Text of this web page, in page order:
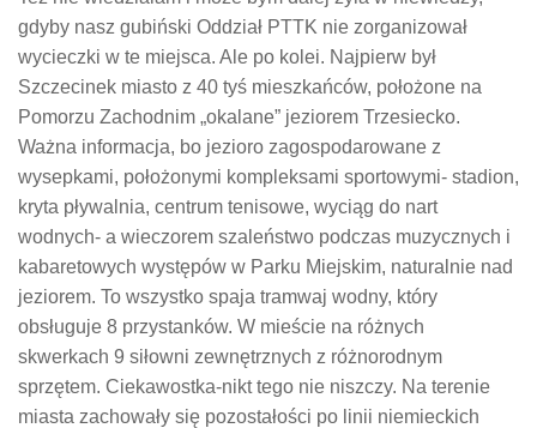
gdyby nasz gubiński Oddział PTTK nie zorganizował
wycieczki w te miejsca. Ale po kolei. Najpierw był
Szczecinek miasto z 40 tyś mieszkańców, położone na
Pomorzu Zachodnim „okalane” jeziorem Trzesiecko.
Ważna informacja, bo jezioro zagospodarowane z
wysepkami, położonymi kompleksami sportowymi- stadion,
kryta pływalnia, centrum tenisowe, wyciąg do nart
wodnych- a wieczorem szaleństwo podczas muzycznych i
kabaretowych występów w Parku Miejskim, naturalnie nad
jeziorem. To wszystko spaja tramwaj wodny, który
obsługuje 8 przystanków. W mieście na różnych
skwerkach 9 siłowni zewnętrznych z różnorodnym
sprzętem. Ciekawostka-nikt tego nie niszczy. Na terenie
miasta zachowały się pozostałości po linii niemieckich